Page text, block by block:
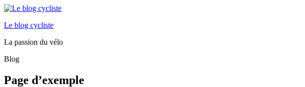
Le blog cycliste
La passion du vélo
Blog
Page d’exemple